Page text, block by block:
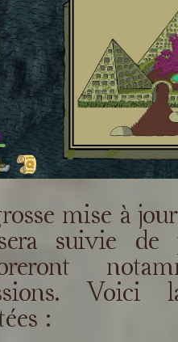
mise à
suivie de
Voici
: